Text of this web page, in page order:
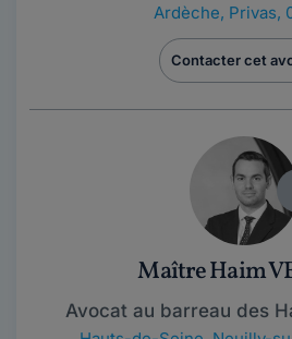
Ardèche, Privas,
Contacter cet
Maître Haim
Avocat au barreau des